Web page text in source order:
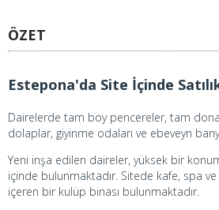
ÖZET
Estepona'da Site İçinde
Dairelerde tam boy pencereler, tam
dolaplar, giyinme odaları ve ebeveyn
Yeni inşa edilen daireler, yüksek bir
içinde bulunmaktadır. Sitede kafe, spa ve
içeren bir kulüp binası bulunmaktadır.